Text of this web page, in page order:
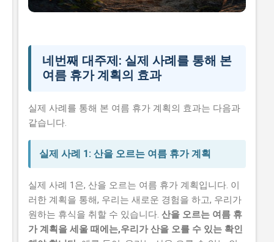
네번째 대주제: 실제 사례를 통해 본
여름 휴가 계획의 효과
실제 사례를 통해 본 여름 휴가 계획의 효과는 다음과
같습니다.
실제 사례 1: 산을 오르는 여름 휴가 계획
실제 사례 1은, 산을 오르는 여름 휴가 계획입니다. 이
러한 계획을 통해, 우리는 새로운 경험을 하고, 우리가
원하는 휴식을 취할 수 있습니다. 산을 오르는 여름 휴
가 계획을 세울 때에는,우리가 산을 오를 수 있는 확인